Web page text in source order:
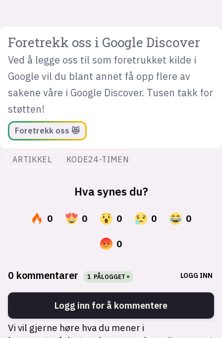
Foretrekk oss i Google Discover
Ved å legge oss til som foretrukket kilde i
Google vil du blant annet få opp flere av
sakene våre i Google Discover. Tusen takk for
støtten!
Foretrekk oss 😻
ARTIKKEL KODE24-TIMEN